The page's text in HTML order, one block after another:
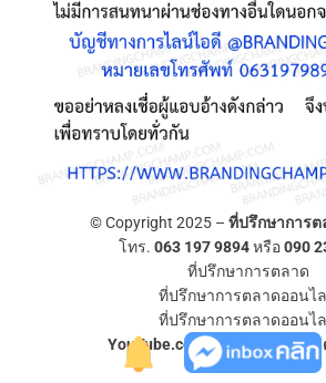
© Copyright 2025 – ที่ปรึกษาการ
โทร. 063 197 9894หรือ090
ที่ปรึกษาการตลาด
ที่ปรึกษาการตลาดออนไ
ที่ปรึกษาการตลาดออนไ
YouTube.com/ที่ปรึกษาการตล